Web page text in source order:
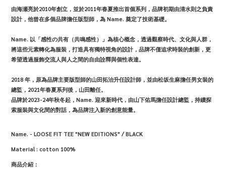
由海瀬亮於2010年創立，並於2011年春夏推出首個系列，品牌初期由清水則之負責
設計，他曾在多個品牌擔任版型師，為 Name. 奠定了技術基礎。
Name. 以「感性の共有（共鳴感性）」為核心概念，透過觀察時代、文化與人群，
將這些元素轉化為服裝，打造具有獨特視角的設計，品牌不僅追求時裝的創新，更
希望透過服飾交流人與人之間的自由詮釋與個性表達。
2018 年，原為品牌主要版型師的山田拓治升任設計師，並由松坂生麻擔任男女裝的
總監，2021年春夏系列後，山田離任。
品牌於2023-24年秋冬起，Name. 迎來新時代，由山下佑馬擔任設計總監，持續探
索服裝與文化間的對話，為品牌注入新的創意能量。
Name. - LOOSE FIT TEE "NEW EDITIONS" / BLACK
Material : cotton 100%
商品介紹：